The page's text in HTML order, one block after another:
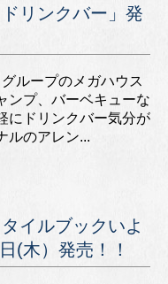
リンクバー」発
ループのメガハウス
ンプ、バーベキューな
にドリンクバー気分が
ルのアレン...
イルブックいよ
(木）発売！！